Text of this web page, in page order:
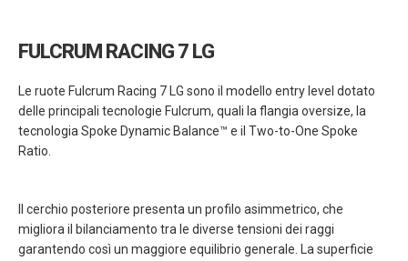
FULCRUM RACING 7 LG
Le ruote Fulcrum Racing 7 LG sono il modello entry level dotato
delle principali tecnologie Fulcrum, quali la flangia oversize, la
tecnologia Spoke Dynamic Balance™ e il Two-to-One Spoke
Ratio.
Il cerchio posteriore presenta un profilo asimmetrico, che
migliora il bilanciamento tra le diverse tensioni dei raggi
garantendo così un maggiore equilibrio generale. La superficie